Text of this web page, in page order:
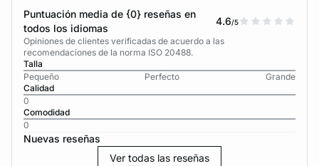
Puntuación media de {0} reseñas en
todos los idiomas
4.6/5
Opiniones de clientes verificadas de acuerdo a las
recomendaciones de la norma ISO 20488.
Talla
Pequeño
Perfecto
Grande
Calidad
0
Comodidad
0
Nuevas reseñas
Ver todas las reseñas